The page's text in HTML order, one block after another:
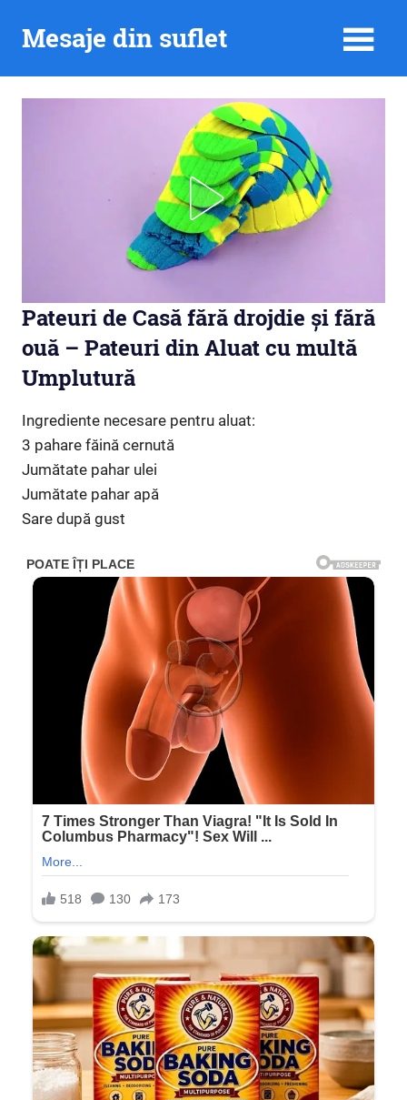
Mesaje din suflet
Pateuri de Casă fără drojdie și fără
ouă – Pateuri din Aluat cu multă
Umplutură
Ingrediente necesare pentru aluat:
3 pahare făină cernută
Jumătate pahar ulei
Jumătate pahar apă
Sare după gust